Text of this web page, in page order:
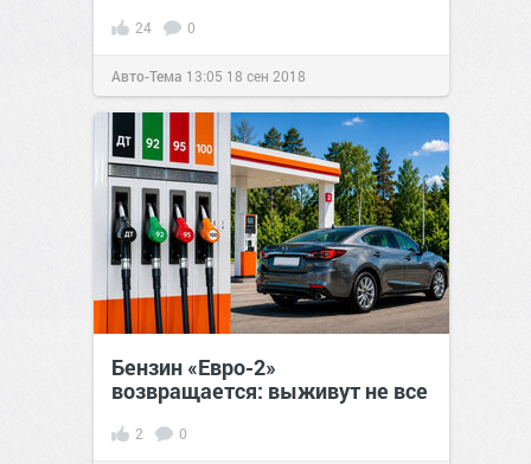
24 0
Авто-Тема 13:05 18 сен 2018
Бензин «Евро-2»
возвращается: выживут не все
2 0